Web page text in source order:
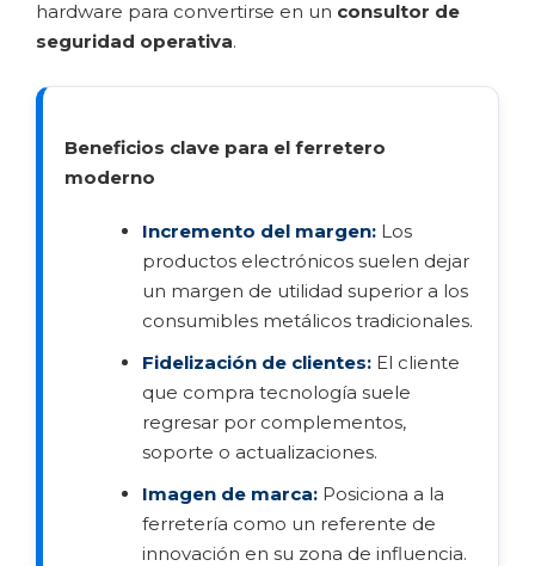
hardware para convertirse en un consultor de
seguridad operativa.
Beneficios clave para el ferretero
moderno
Incremento del margen: Los
productos electrónicos suelen dejar
un margen de utilidad superior a los
consumibles metálicos tradicionales.
Fidelización de clientes: El cliente
que compra tecnología suele
regresar por complementos,
soporte o actualizaciones.
Imagen de marca: Posiciona a la
ferretería como un referente de
innovación en su zona de influencia.